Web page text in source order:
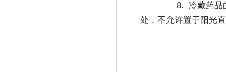
8. 冷藏药品
处，不允许置于阳光